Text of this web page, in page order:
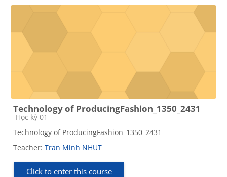
Technology of ProducingFashion_1350_2431
Course category
Học kỳ 01
Technology of ProducingFashion_1350_2431
Teacher: Tran Minh NHUT
Click to enter this course